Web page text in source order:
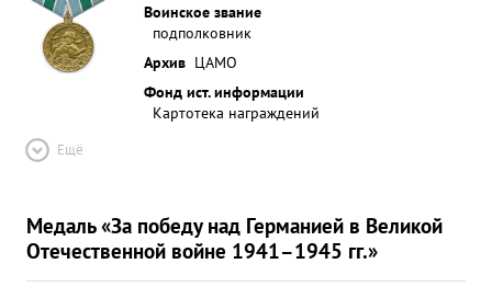
Воинское звание
подполковник
Архив ЦАМО
Фонд ист. информации
Картотека награждений
Ещё
Медаль «За победу над Германией в Великой
Отечественной войне 1941–1945 гг.»